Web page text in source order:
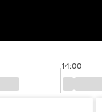
14:00